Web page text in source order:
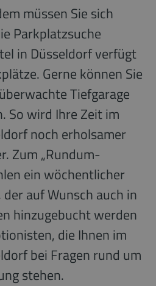
müssen Sie sich
Parkplatzsuche
in Düsseldorf verfügt
Gerne können Sie
Tiefgarage
So wird Ihre Zeit im
noch erholsamer
Zum „Rundum-
ein wöchentlicher
auf Wunsch auch in
hinzugebucht werden
die Ihnen im
bei Fragen rund um
stehen.